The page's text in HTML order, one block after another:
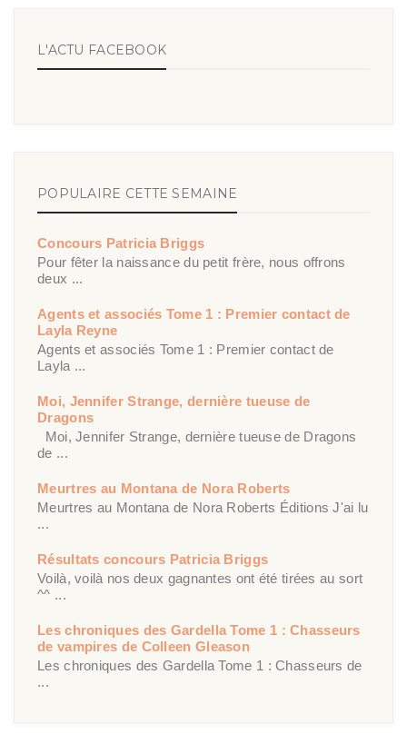
L'ACTU FACEBOOK
POPULAIRE CETTE SEMAINE
Concours Patricia Briggs
Pour fêter la naissance du petit frère, nous offrons
deux ...
Agents et associés Tome 1 : Premier contact de
Layla Reyne
Agents et associés Tome 1 : Premier contact de
Layla ...
Moi, Jennifer Strange, dernière tueuse de
Dragons
Moi, Jennifer Strange, dernière tueuse de Dragons
de ...
Meurtres au Montana de Nora Roberts
Meurtres au Montana de Nora Roberts Éditions J'ai lu
...
Résultats concours Patricia Briggs
Voilà, voilà nos deux gagnantes ont été tirées au sort
^^ ...
Les chroniques des Gardella Tome 1 : Chasseurs
de vampires de Colleen Gleason
Les chroniques des Gardella Tome 1 : Chasseurs de
...